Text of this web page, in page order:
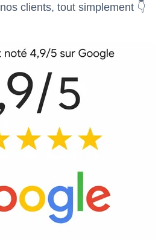
clients, tout simplement 👇